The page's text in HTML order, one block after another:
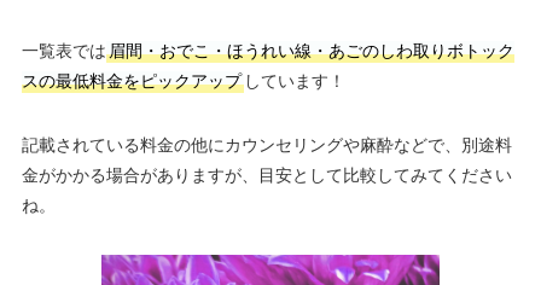
一覧表では眉間・おでこ・ほうれい線・あごのしわ取りボトック
スの最低料金をピックアップしています！
記載されている料金の他にカウンセリングや麻酔などで、別途料
金がかかる場合がありますが、目安として比較してみてください
ね。